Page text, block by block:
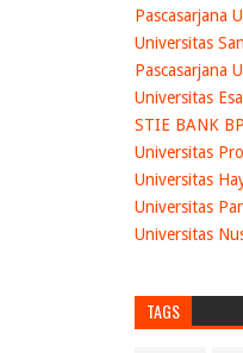
Pascasarjana
Universitas
Pascasarjana
Universitas
STIE BANK
Universitas
Universitas
Universitas
Universitas
TAGS